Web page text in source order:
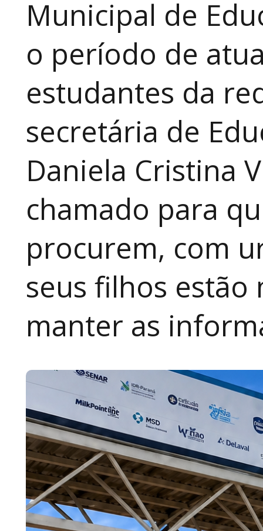
Municipal de
o período de
estudantes da
secretária de
Daniela Cristina
chamado para
procurem, com
seus filhos
manter as